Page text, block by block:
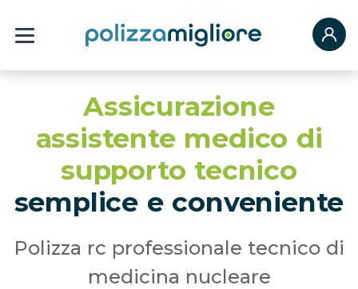
Assicurazione
assistente medico di
supporto tecnico
semplice e conveniente
Polizza rc professionale tecnico di
medicina nucleare